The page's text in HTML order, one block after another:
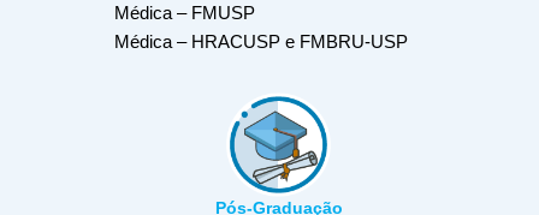
Médica – FMUSP
Médica – HRACUSP e FMBRU-USP
Pós-Graduação